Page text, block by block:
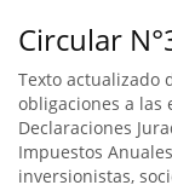
Circular
Texto actualizado
obligaciones a las
Declaraciones
Impuestos
inversionistas,